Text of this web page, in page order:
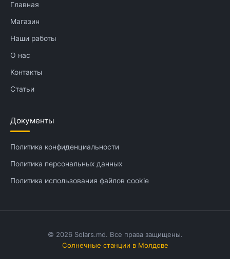
Главная
Магазин
Наши работы
О нас
Контакты
Статьи
Документы
Политика конфиденциальности
Политика персональных данных
Политика использования файлов cookie
© 2026 Solars.md. Все права защищены.
Солнечные станции в Молдове